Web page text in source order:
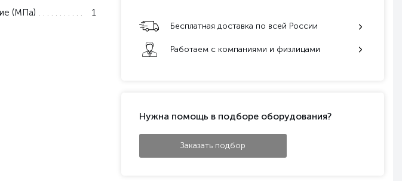
(МПа)
1
Бесплатная доставка по всей России
Работаем с компаниями и физлицами
Нужна помощь в подборе оборудования?
Заказать подбор